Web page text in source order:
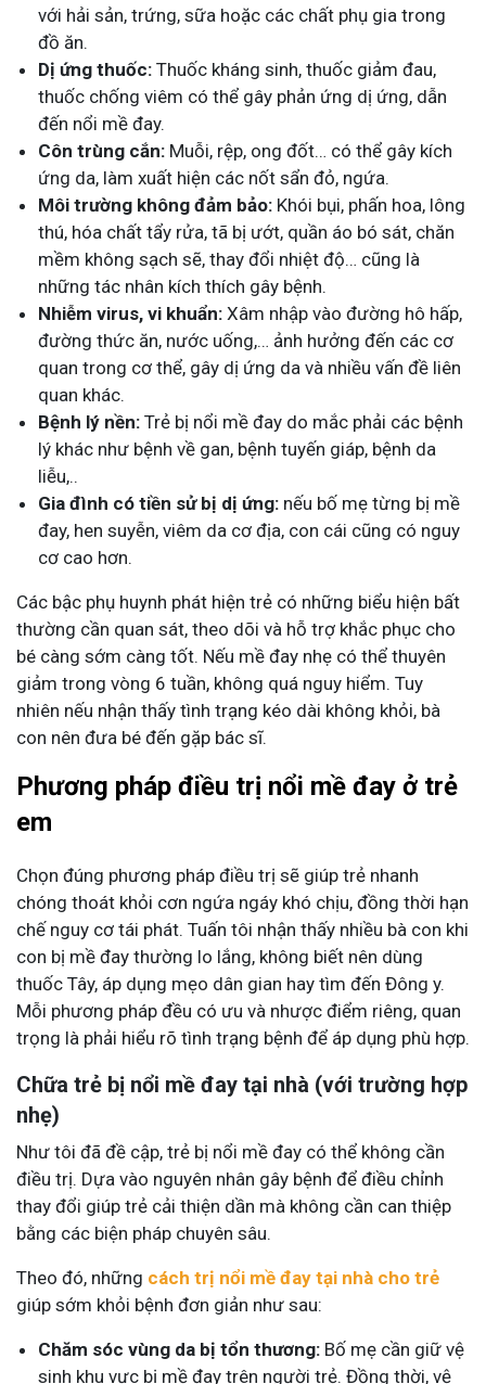
với hải sản, trứng, sữa hoặc các chất phụ gia trong
đồ ăn.
Dị ứng thuốc: Thuốc kháng sinh, thuốc giảm đau,
thuốc chống viêm có thể gây phản ứng dị ứng, dẫn
đến nổi mề đay.
Côn trùng cắn: Muỗi, rệp, ong đốt… có thể gây kích
ứng da, làm xuất hiện các nốt sẩn đỏ, ngứa.
Môi trường không đảm bảo: Khói bụi, phấn hoa, lông
thú, hóa chất tẩy rửa, tã bị ướt, quần áo bó sát, chăn
mềm không sạch sẽ, thay đổi nhiệt độ… cũng là
những tác nhân kích thích gây bệnh.
Nhiễm virus, vi khuẩn: Xâm nhập vào đường hô hấp,
đường thức ăn, nước uống,… ảnh hưởng đến các cơ
quan trong cơ thể, gây dị ứng da và nhiều vấn đề liên
quan khác.
Bệnh lý nền: Trẻ bị nổi mề đay do mắc phải các bệnh
lý khác như bệnh về gan, bệnh tuyến giáp, bệnh da
liễu,..
Gia đình có tiền sử bị dị ứng: nếu bố mẹ từng bị mề
đay, hen suyễn, viêm da cơ địa, con cái cũng có nguy
cơ cao hơn.
Các bậc phụ huynh phát hiện trẻ có những biểu hiện bất
thường cần quan sát, theo dõi và hỗ trợ khắc phục cho
bé càng sớm càng tốt. Nếu mề đay nhẹ có thể thuyên
giảm trong vòng 6 tuần, không quá nguy hiểm. Tuy
nhiên nếu nhận thấy tình trạng kéo dài không khỏi, bà
con nên đưa bé đến gặp bác sĩ.
Phương pháp điều trị nổi mề đay ở trẻ
em
Chọn đúng phương pháp điều trị sẽ giúp trẻ nhanh
chóng thoát khỏi cơn ngứa ngáy khó chịu, đồng thời hạn
chế nguy cơ tái phát. Tuấn tôi nhận thấy nhiều bà con khi
con bị mề đay thường lo lắng, không biết nên dùng
thuốc Tây, áp dụng mẹo dân gian hay tìm đến Đông y.
Mỗi phương pháp đều có ưu và nhược điểm riêng, quan
trọng là phải hiểu rõ tình trạng bệnh để áp dụng phù hợp.
Chữa trẻ bị nổi mề đay tại nhà (với trường hợp
nhẹ)
Như tôi đã đề cập, trẻ bị nổi mề đay có thể không cần
điều trị. Dựa vào nguyên nhân gây bệnh để điều chỉnh
thay đổi giúp trẻ cải thiện dần mà không cần can thiệp
bằng các biện pháp chuyên sâu.
Theo đó, những cách trị nổi mề đay tại nhà cho trẻ
giúp sớm khỏi bệnh đơn giản như sau:
Chăm sóc vùng da bị tổn thương: Bố mẹ cần giữ vệ
sinh khu vực bị mề đay trên người trẻ. Đồng thời, vệ